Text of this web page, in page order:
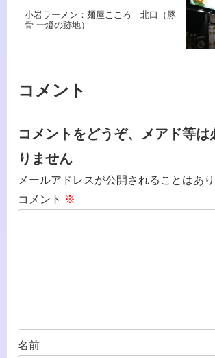
小岩ラーメン：麺屋こころ＿北口（豚
骨 一燈の跡地）
コメント
コメントをどうぞ、メアド等は
りません
メールアドレスが公開されることはあり
コメント ※
名前